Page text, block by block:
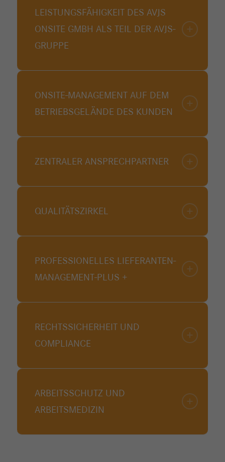
LEISTUNGSFÄHIGKEIT DES AVJS
ONSITE GMBH ALS TEIL DER AVJS-
GRUPPE
ONSITE-MANAGEMENT AUF DEM
BETRIEBSGELÄNDE DES KUNDEN
ZENTRALER ANSPRECHPARTNER
QUALITÄTSZIRKEL
PROFESSIONELLES LIEFERANTEN-
MANAGEMENT-PLUS +
RECHTSSICHERHEIT UND
COMPLIANCE
ARBEITSSCHUTZ UND
ARBEITSMEDIZIN